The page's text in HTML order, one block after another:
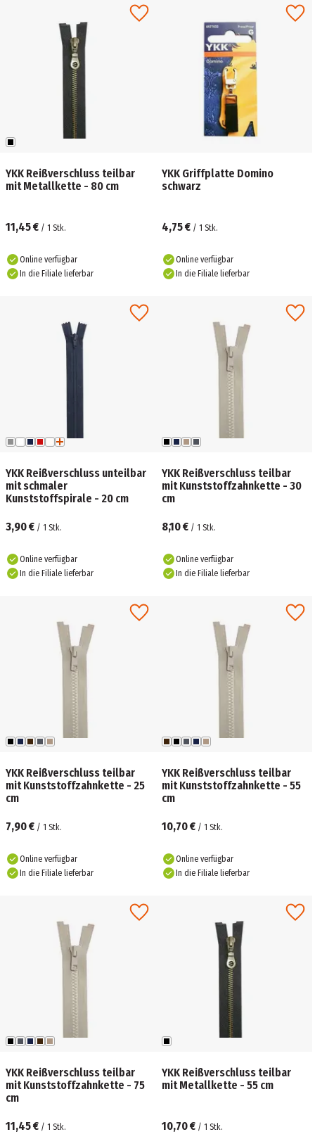
YKK Reißverschluss teilbar
mit Metallkette - 80 cm
11,45 € / 1 Stk.
Online verfügbar
In die Filiale lieferbar
YKK Griffplatte Domino
schwarz
4,75 € / 1 Stk.
Online verfügbar
In die Filiale lieferbar
YKK Reißverschluss unteilbar
mit schmaler
Kunststoffspirale - 20 cm
3,90 € / 1 Stk.
Online verfügbar
In die Filiale lieferbar
YKK Reißverschluss teilbar
mit Kunststoffzahnkette - 30
cm
8,10 € / 1 Stk.
Online verfügbar
In die Filiale lieferbar
YKK Reißverschluss teilbar
mit Kunststoffzahnkette - 25
cm
7,90 € / 1 Stk.
Online verfügbar
In die Filiale lieferbar
YKK Reißverschluss teilbar
mit Kunststoffzahnkette - 55
cm
10,70 € / 1 Stk.
Online verfügbar
In die Filiale lieferbar
YKK Reißverschluss teilbar
mit Kunststoffzahnkette - 75
cm
11,45 € / 1 Stk.
YKK Reißverschluss teilbar
mit Metallkette - 55 cm
10,70 € / 1 Stk.